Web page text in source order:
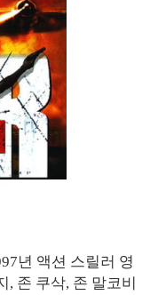
년 액션 스릴러 영
, 존 쿠삭, 존 말코비